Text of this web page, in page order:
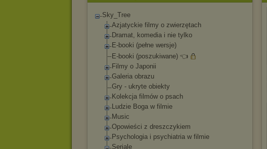
Sky_Tree
Azjatyckie filmy o zwierzętach
Dramat, komedia i nie tylko
E-booki (pełne wersje)
E-booki (poszukiwane) 👈
Filmy o Japonii
Galeria obrazu
Gry - ukryte obiekty
Kolekcja filmów o psach
Ludzie Boga w filmie
Music
Opowieści z dreszczykiem
Psychologia i psychiatria w filmie
Seriale